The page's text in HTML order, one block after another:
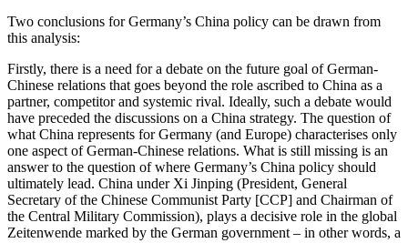
Two conclusions for Germany’s China policy can be drawn from
this analysis:
Firstly, there is a need for a debate on the future goal of German-
Chinese relations that goes beyond the role ascribed to China as a
partner, competitor and systemic rival. Ideally, such a debate would
have preceded the discussions on a China strategy. The question of
what China represents for Germany (and Europe) characterises only
one aspect of German-Chinese relations. What is still missing is an
answer to the question of where Germany’s China policy should
ultimately lead. China under Xi Jinping (Presi­dent, General
Secretary of the Chinese Communist Party [CCP] and Chairman of
the Central Military Commission), plays a decisive role in the global
Zeitenwende marked by the German government – in other words, a